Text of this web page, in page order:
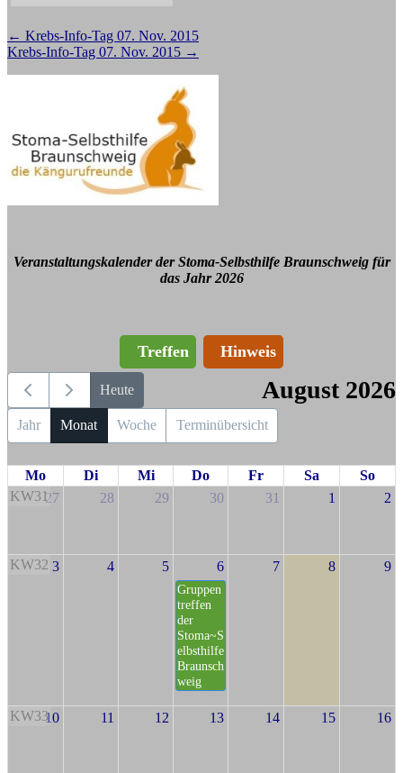
Beitragsnavigation
← Krebs-Info-Tag 07. Nov. 2015
Krebs-Info-Tag 07. Nov. 2015 →
Veranstaltungskalender der Stoma-Selbsthilfe Braunschweig für
das Jahr 2026
Treffen Hinweis
Heute August 2026
Jahr Monat Woche Terminübersicht
Mo Di Mi Do Fr Sa
So
KW3127 28 29 30 31 1 2
KW32 3 4 5 6
Gruppen
treffen
der
Stoma~S
elbsthilfe
Braunsch
weig
7 8 9
KW3310 11 12 13 14 15 16